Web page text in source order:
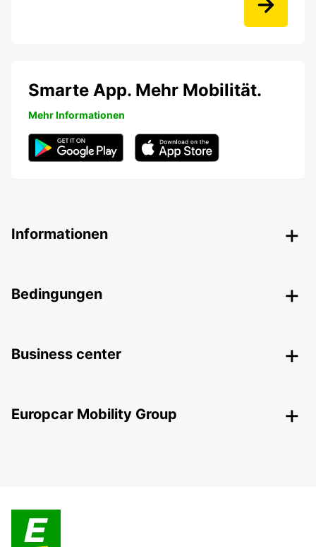
Smarte App. Mehr Mobilität.
Mehr Informationen
Informationen
Bedingungen
Business center
Europcar Mobility Group